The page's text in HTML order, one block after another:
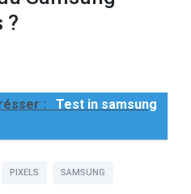
?
:
Test in samsung
PIXELS SAMSUNG